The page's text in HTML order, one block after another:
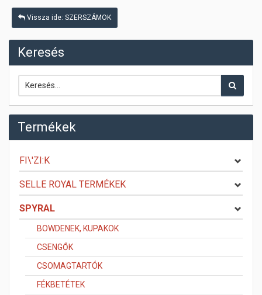
Vissza ide: SZERSZÁMOK
Keresés
Termékek
FI\'ZI:K
SELLE ROYAL TERMÉKEK
SPYRAL
BOWDENEK, KUPAKOK
CSENGŐK
CSOMAGTARTÓK
FÉKBETÉTEK